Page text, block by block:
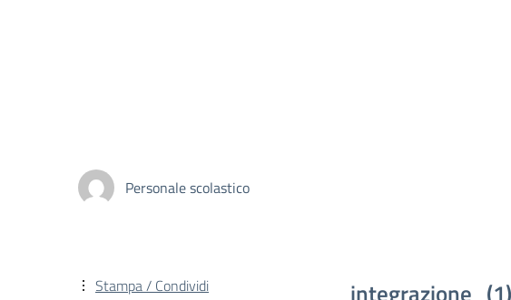
Personale scolastico
Stampa / Condividi